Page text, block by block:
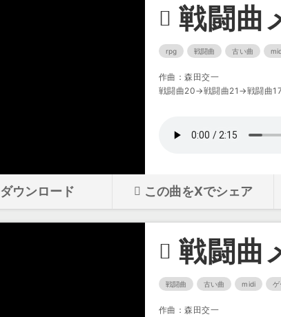
戦闘曲
rpg 戦闘曲 古い曲
作曲：森田交一
戦闘曲20→戦闘曲21→戦闘曲
ダウンロード この曲をXでシェア
戦闘曲
戦闘曲 古い曲 midi ゲ
作曲：森田交一